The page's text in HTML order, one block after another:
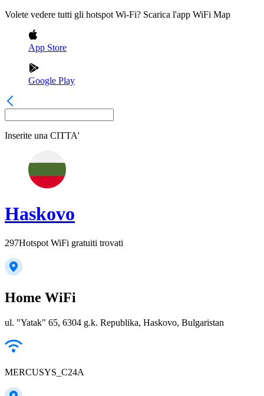
Volete vedere tutti gli hotspot Wi-Fi? Scarica l'app WiFi Map
App Store
Google Play
Inserite una CITTA'
Haskovo
297Hotspot WiFi gratuiti trovati
Home WiFi
ul. "Yatak" 65, 6304 g.k. Republika, Haskovo, Bulgaristan
MERCUSYS_C24A